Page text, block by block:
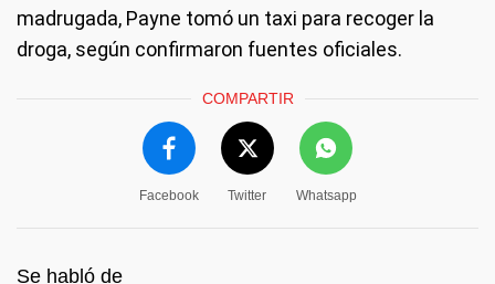
madrugada, Payne tomó un taxi para recoger la
droga, según confirmaron fuentes oficiales.
COMPARTIR
Facebook Twitter Whatsapp
Se habló de